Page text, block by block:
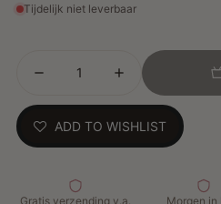
haargroei stimuleren. Deze
zijdezacht en veerkrachtig
Belangrijkste
Stimuleert haargroei en
Hydrateert diep en maakt
Tijdelijk niet leverbaar
ADD TO WISHLIST
Gratis verzending v.a.
Morgen in